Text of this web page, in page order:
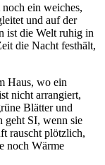
ein weiches,
und auf der
ist die Welt ruhig in
die Nacht festhält,
Haus, wo ein
nicht arrangiert,
Blätter und
geht SI, wenn sie
rauscht plötzlich,
noch Wärme